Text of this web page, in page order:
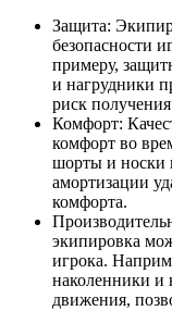
Защита:
безопасности
примеру,
и нагрудники
риск
Комфорт:
комфорт во
шорты и носки
амортизации
комфорта.
экипировка
игрока.
наколенники и
движения,